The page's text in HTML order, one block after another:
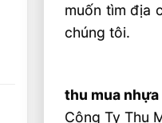
muốn tìm địa
chúng tôi.
thu mua
Công Ty Thu